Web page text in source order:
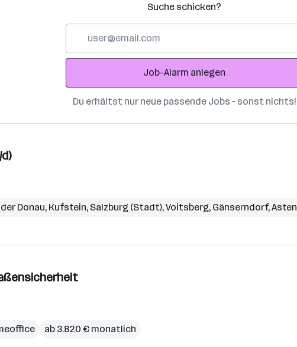
Suche schicken?
Adresse
Job-Alarm anlegen
Du erhältst nur neue passende Jobs – sonst nichts!
Donau, Kufstein, Salzburg (Stadt),Voitsberg, Gänserndorf,Asten
ab 3.820 € monatlich